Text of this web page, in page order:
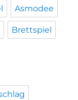
Asmodee
Brettspiel